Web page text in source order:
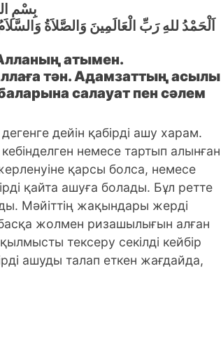
بِسْمِ
اَلْحَمْدُ للهِ رَبِّ الْعَالَمِينَ وَالصَّلاَةُ
атымен.
тән. Адамзаттың асылы
салауат пен сәлем
дейiн қабiрдi ашу харам.
немесе тартып алынған
қарсы болса, немеcе
қайта ашуға болады. Бұл ретте
Мәйіттің жақындары жерді
жолмен ризашылығын алған
тексеру секілді кейбір
ашуды талап еткен жағдайда,